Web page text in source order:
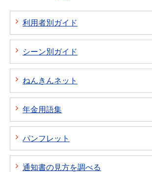
利用者別ガイド
シーン別ガイド
ねんきんネット
年金用語集
パンフレット
通知書の見方を調べる